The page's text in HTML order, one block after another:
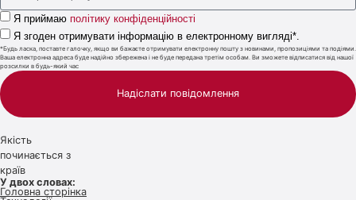
Я приймаю політику конфіденційності
Я згоден отримувати інформацію в електронному вигляді*.
*Будь ласка, поставте галочку, якщо ви бажаєте отримувати електронну пошту з новинами, пропозиціями та подіями.
Ваша електронна адреса буде надійно збережена і не буде передана третім особам. Ви зможете відписатися від нашої
розсилки в будь-який час
Надіслати повідомлення
Якість
починається з
країв
У двох словах:
Головна сторінка